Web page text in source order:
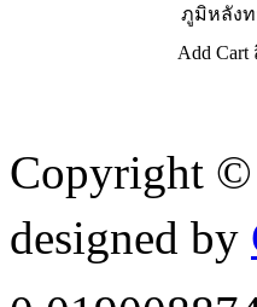
ภูมิหลังท
Add Cart
Copyright ©
designed by